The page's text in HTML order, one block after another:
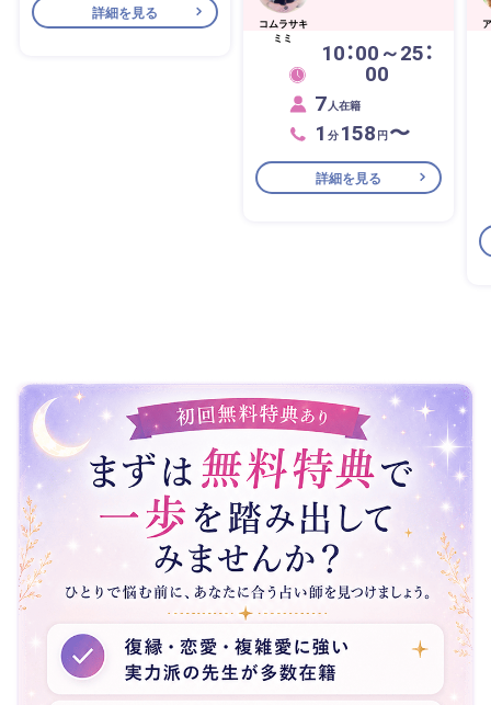
詳細を見る
コムラサキ
ミミ
10：00～25：
00
7 人在籍
1 分 158 円〜
詳細を見る